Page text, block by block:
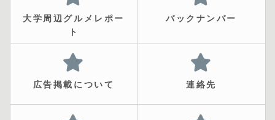
大学周辺グルメレポー
ト
バックナンバー
広告掲載について 連絡先